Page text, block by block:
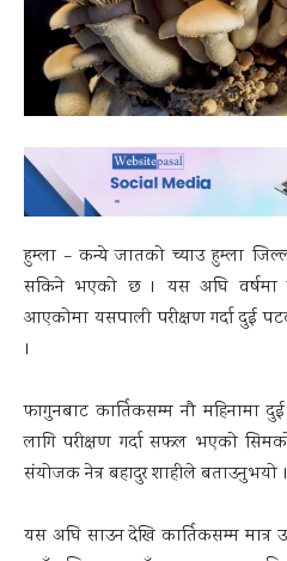
हुम्ला – कन्ये जातको च्याउ हुम्ला
सकिने भएको छ । यस अघि वर्षमा
आएकोमा यसपाली परीक्षण गर्दा दुई
।
फागुनबाट कार्तिकसम्म नौ महिनामा
लागि परीक्षण गर्दा सफल भएको
संयोजक नेत्र बहादुर शाहीले बताउनुभयो ।
यस अघि साउन देखि कार्तिकसम्म मात्र